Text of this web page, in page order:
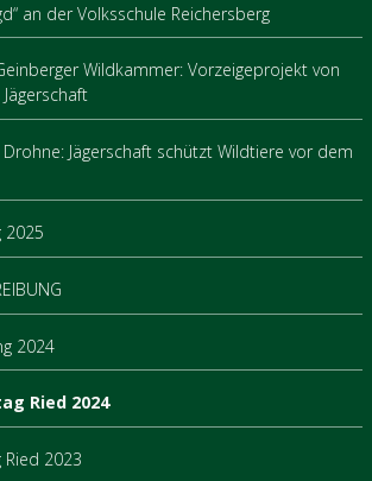
an der Volksschule Reichersberg
Wildkammer: Vorzeigeprojekt von
Jägerschaft schützt Wildtiere vor dem
2025
2024
Ried 2024
Ried 2023